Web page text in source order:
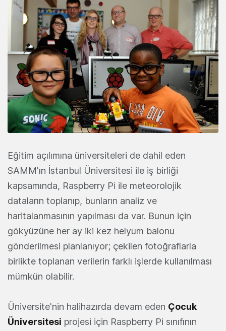
Eğitim açılımına üniversiteleri de dahil eden
SAMM'ın İstanbul Üniversitesi ile iş birliği
kapsamında, Raspberry Pi ile meteorolojik
dataların toplanıp, bunların analiz ve
haritalanmasının yapılması da var. Bunun için
gökyüzüne her ay iki kez helyum balonu
gönderilmesi planlanıyor; çekilen fotoğraflarla
birlikte toplanan verilerin farklı işlerde kullanılması
mümkün olabilir.
Üniversite'nin halihazırda devam eden Çocuk
Üniversitesi projesi için Raspberry Pi sınıfının